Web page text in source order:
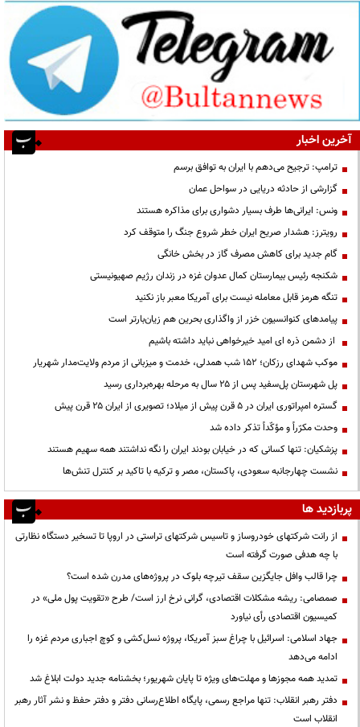
آخرین اخبار
ترامپ: ترجیح می‌دهم با ایران به توافق برسم
گزارشی از حادثه دریایی در سواحل عمان
ونس: ایرانی‌ها طرف بسیار دشواری برای مذاکره هستند
رویترز: هشدار صریح ایران خطر شروع جنگ را متوقف کرد
گام جدید برای کاهش مصرف گاز در بخش خانگی
شکنجه رئیس بیمارستان کمال عدوان غزه در زندان رژیم صهیونیستی
تنگه هرمز قابل معامله نیست برای آمریکا معبر باز نکنید
پیامدهای کنوانسیون خزر از واگذاری بحرین هم زیان‌بارتر است
از دشمن ذره ای امید خیرخواهی نباید داشته باشیم
موکب شهدای رزکان؛ ۱۵۲ شب همدلی، خدمت و میزبانی از مردم ولایت‌مدار شهریار
پل شهرستان پل‌سفید پس از ۲۵ سال به مرحله بهره‌برداری رسید
گستره امپراتوری ایران در ۵ قرن پیش از میلاد؛ تصویری از ایران ۲۵ قرن پیش
وحدت مکرّراً و مؤکّداً تذکر داده شد
پزشکیان: تنها کسانی که در خیابان بودند ایران را نگه نداشتند همه سهیم هستند
نشست چهارجانبه سعودی، پاکستان، مصر و ترکیه با تاکید بر کنترل تنش‌ها
پربازدید ها
از رانت‌ شرکتهای خودروساز و تاسیس شرکتهای تراستی در اروپا تا تسخیر دستگاه نظارتی
با چه هدفی صورت گرفته است
چرا قالب وافل جایگزین سقف تیرچه بلوک در پروژه‌های مدرن شده است؟
صمصامی: ریشه مشکلات اقتصادی، گرانی نرخ ارز است/ طرح «تقویت پول ملی» در
کمیسیون اقتصادی رأی نیاورد
جهاد اسلامی: اسرائیل با چراغ سبز آمریکا، پروژه نسل‌کشی و کوچ اجباری مردم غزه را
ادامه می‌دهد
تمدید همه مجوزها و مهلت‌های ویژه تا پایان شهریور؛ بخشنامه جدید دولت ابلاغ شد
دفتر رهبر انقلاب: تنها مراجع رسمی، پایگاه اطلاع‌رسانی دفتر و دفتر حفظ و نشر آثار رهبر
انقلاب است